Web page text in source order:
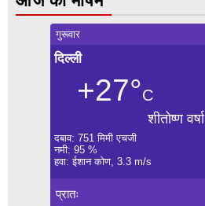
गुरूवार
दिल्ली
+27°C
शीतोष्ण वर्षा
दबाव: 751 मिमी एचजी
नमी: 95 %
हवा: ईशान कोण, 3.3 m/s
प्रातः